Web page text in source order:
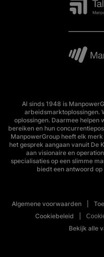
Al sinds 1948 is
arbeidsmarktoplossingen.
oplossingen. Daarmee helpen
bereiken en hun
ManpowerGroup heeft elk
het gesprek aangaan vanuit De
aan visionaire en
specialisaties op een slimme
biedt een antwoord
Algemene voorwaarden
Cookiebeleid
Bekijk alle